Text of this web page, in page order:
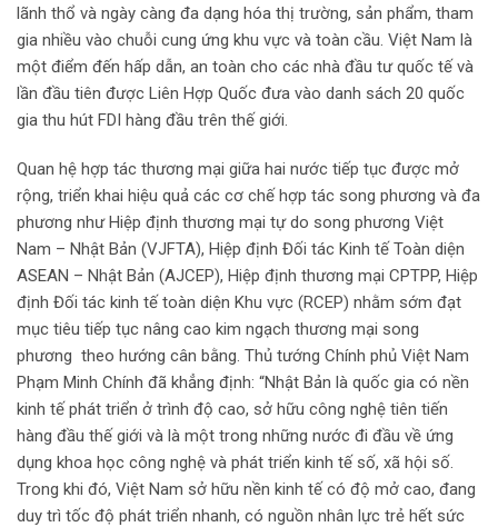
lãnh thổ và ngày càng đa dạng hóa thị trường, sản phẩm, tham
gia nhiều vào chuỗi cung ứng khu vực và toàn cầu. Việt Nam là
một điểm đến hấp dẫn, an toàn cho các nhà đầu tư quốc tế và
lần đầu tiên được Liên Hợp Quốc đưa vào danh sách 20 quốc
gia thu hút FDI hàng đầu trên thế giới.
Quan hệ hợp tác thương mại giữa hai nước tiếp tục được mở
rộng, triển khai hiệu quả các cơ chế hợp tác song phương và đa
phương như Hiệp định thương mại tự do song phương Việt
Nam – Nhật Bản (VJFTA), Hiệp định Đối tác Kinh tế Toàn diện
ASEAN – Nhật Bản (AJCEP), Hiệp định thương mại CPTPP, Hiệp
định Đối tác kinh tế toàn diện Khu vực (RCEP) nhằm sớm đạt
mục tiêu tiếp tục nâng cao kim ngạch thương mại song
phương theo hướng cân bằng. Thủ tướng Chính phủ Việt Nam
Phạm Minh Chính đã khẳng định: “Nhật Bản là quốc gia có nền
kinh tế phát triển ở trình độ cao, sở hữu công nghệ tiên tiến
hàng đầu thế giới và là một trong những nước đi đầu về ứng
dụng khoa học công nghệ và phát triển kinh tế số, xã hội số.
Trong khi đó, Việt Nam sở hữu nền kinh tế có độ mở cao, đang
duy trì tốc độ phát triển nhanh, có nguồn nhân lực trẻ hết sức